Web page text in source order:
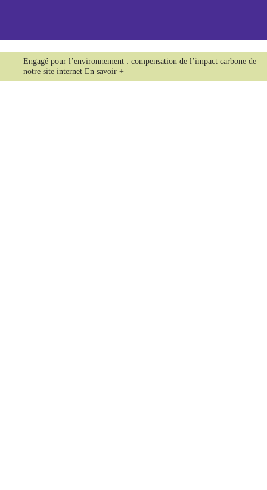
Engagé pour l’environnement : compensation de l’impact carbone de
notre site internet En savoir +